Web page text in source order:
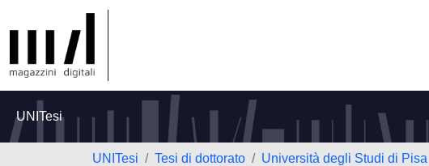
UNITesi
UNITesi Tesi di dottorato Università degli Studi di Pisa